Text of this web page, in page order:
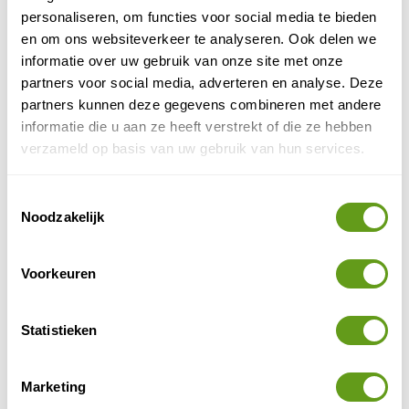
personaliseren, om functies voor social media te bieden
en om ons websiteverkeer te analyseren. Ook delen we
informatie over uw gebruik van onze site met onze
partners voor social media, adverteren en analyse. Deze
partners kunnen deze gegevens combineren met andere
informatie die u aan ze heeft verstrekt of die ze hebben
verzameld op basis van uw gebruik van hun services.
Noodzakelijk
Voorkeuren
Statistieken
Marketing
De vulkanische eilanden trekken steeds meer...
BEKIJK
Zanzibar
vasteland of een druk jaar op de werkvloer is
Zanzibar een uitstekende bestemming om tot
De Canarische eilanden zijn een populaire
bestemming voor alle soorten toeristen. De 13